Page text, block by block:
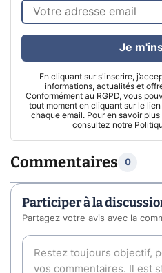
En cliquant sur s'inscrire,
informations, actualités et
Conformément au RGPD, vous
tout moment en cliquant sur le
chaque email. Pour en savoir
consultez notre
Je
Commentaires 0
Participer à la
Partagez votre avis avec la